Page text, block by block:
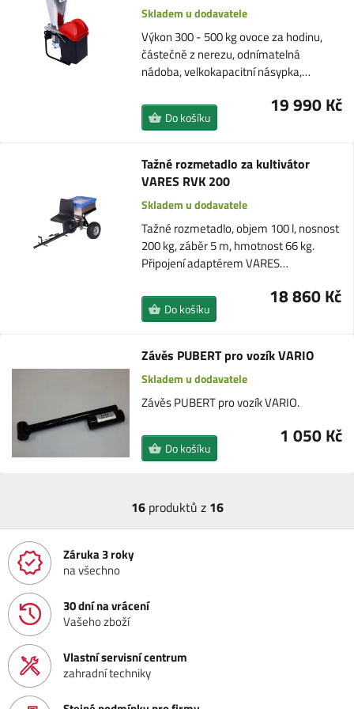
Skladem u dodavatele
Výkon 300 - 500 kg ovoce za hodinu,
částečně z nerezu, odnímatelná
nádoba, velkokapacitní násypka,…
19 990 Kč
Do košíku
Tažné rozmetadlo za kultivátor
VARES RVK 200
Skladem u dodavatele
Tažné rozmetadlo, objem 100 l, nosnost
200 kg, záběr 5 m, hmotnost 66 kg.
Připojení adaptérem VARES…
18 860 Kč
Do košíku
Závěs PUBERT pro vozík VARIO
Skladem u dodavatele
Závěs PUBERT pro vozík VARIO.
1 050 Kč
Do košíku
16produktů z 16
Záruka 3 roky
na všechno
30 dní na vrácení
Vašeho zboží
Vlastní servisní centrum
zahradní techniky